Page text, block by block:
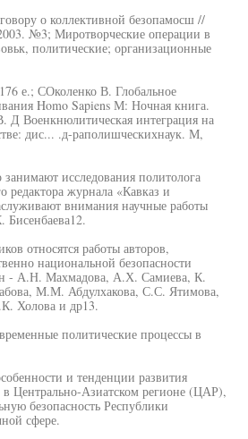
о коллективной безопамосш //
№3; Миротворческие операции в
политические; организационные
е.; СОколенко В. Глобальное
Homo Sapiens М: Ночная книга.
Д Военкнюлитическая интеграция на
дис... .д-раполишческихнаук. М,
исследования политолога
редактора журнала «Кавказ и
внимания научные работы
относятся работы авторов,
национальной безопасности
- А.Н. Махмадова, А.Х. Самиева, К.
М.М. Абдулхакова, С.С. Ятимова,
Холова и др13.
политические процессы в
и тенденции развития
в Центрально-Азиатском регионе (ЦАР),
безопасность Республики
сфере.